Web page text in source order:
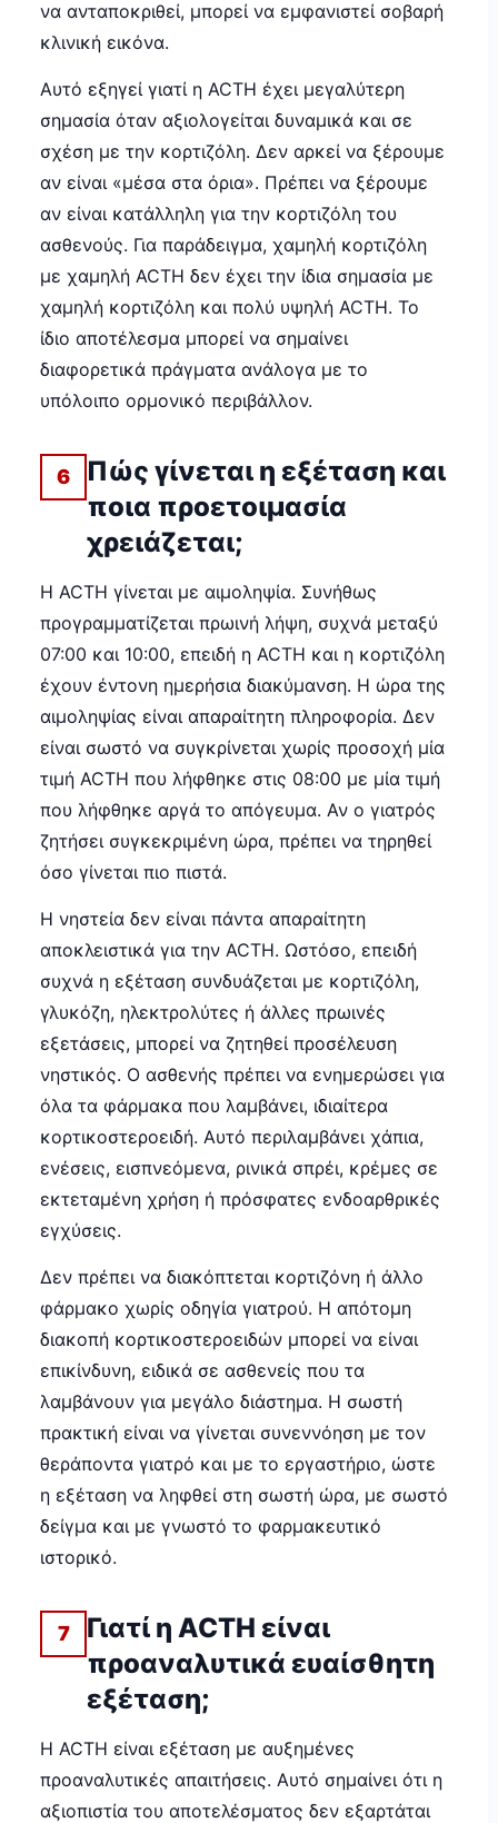
να ανταποκριθεί, μπορεί να εμφανιστεί σοβαρή
κλινική εικόνα.
Αυτό εξηγεί γιατί η ACTH έχει μεγαλύτερη
σημασία όταν αξιολογείται δυναμικά και σε
σχέση με την κορτιζόλη. Δεν αρκεί να ξέρουμε
αν είναι «μέσα στα όρια». Πρέπει να ξέρουμε
αν είναι κατάλληλη για την κορτιζόλη του
ασθενούς. Για παράδειγμα, χαμηλή κορτιζόλη
με χαμηλή ACTH δεν έχει την ίδια σημασία με
χαμηλή κορτιζόλη και πολύ υψηλή ACTH. Το
ίδιο αποτέλεσμα μπορεί να σημαίνει
διαφορετικά πράγματα ανάλογα με το
υπόλοιπο ορμονικό περιβάλλον.
6
Πώς γίνεται η εξέταση και
ποια προετοιμασία
χρειάζεται;
Η ACTH γίνεται με αιμοληψία. Συνήθως
προγραμματίζεται πρωινή λήψη, συχνά μεταξύ
07:00 και 10:00, επειδή η ACTH και η κορτιζόλη
έχουν έντονη ημερήσια διακύμανση. Η ώρα της
αιμοληψίας είναι απαραίτητη πληροφορία. Δεν
είναι σωστό να συγκρίνεται χωρίς προσοχή μία
τιμή ACTH που λήφθηκε στις 08:00 με μία τιμή
που λήφθηκε αργά το απόγευμα. Αν ο γιατρός
ζητήσει συγκεκριμένη ώρα, πρέπει να τηρηθεί
όσο γίνεται πιο πιστά.
Η νηστεία δεν είναι πάντα απαραίτητη
αποκλειστικά για την ACTH. Ωστόσο, επειδή
συχνά η εξέταση συνδυάζεται με κορτιζόλη,
γλυκόζη, ηλεκτρολύτες ή άλλες πρωινές
εξετάσεις, μπορεί να ζητηθεί προσέλευση
νηστικός. Ο ασθενής πρέπει να ενημερώσει για
όλα τα φάρμακα που λαμβάνει, ιδιαίτερα
κορτικοστεροειδή. Αυτό περιλαμβάνει χάπια,
ενέσεις, εισπνεόμενα, ρινικά σπρέι, κρέμες σε
εκτεταμένη χρήση ή πρόσφατες ενδοαρθρικές
εγχύσεις.
Δεν πρέπει να διακόπτεται κορτιζόνη ή άλλο
φάρμακο χωρίς οδηγία γιατρού. Η απότομη
διακοπή κορτικοστεροειδών μπορεί να είναι
επικίνδυνη, ειδικά σε ασθενείς που τα
λαμβάνουν για μεγάλο διάστημα. Η σωστή
πρακτική είναι να γίνεται συνεννόηση με τον
θεράποντα γιατρό και με το εργαστήριο, ώστε
η εξέταση να ληφθεί στη σωστή ώρα, με σωστό
δείγμα και με γνωστό το φαρμακευτικό
ιστορικό.
7
Γιατί η ACTH είναι
προαναλυτικά ευαίσθητη
εξέταση;
Η ACTH είναι εξέταση με αυξημένες
προαναλυτικές απαιτήσεις. Αυτό σημαίνει ότι η
αξιοπιστία του αποτελέσματος δεν εξαρτάται